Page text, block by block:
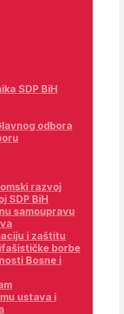
SDP BiH
odbora
razvoj
SDP BiH
samoupravu
i zaštitu
borbe
Bosne i
ustava i